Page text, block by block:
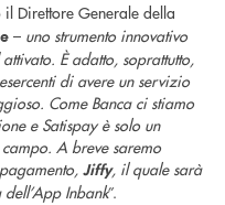
Direttore Generale della
– uno strumento innovativo
È adatto, soprattutto,
di avere un servizio
Come Banca ci stiamo
e Satispay è solo un
A breve saremo
Jiffy, il quale sarà
Inbank”.